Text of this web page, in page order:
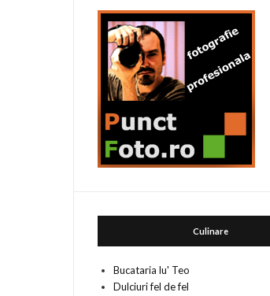
Culinare
Bucataria lu' Teo
Dulciuri fel de fel